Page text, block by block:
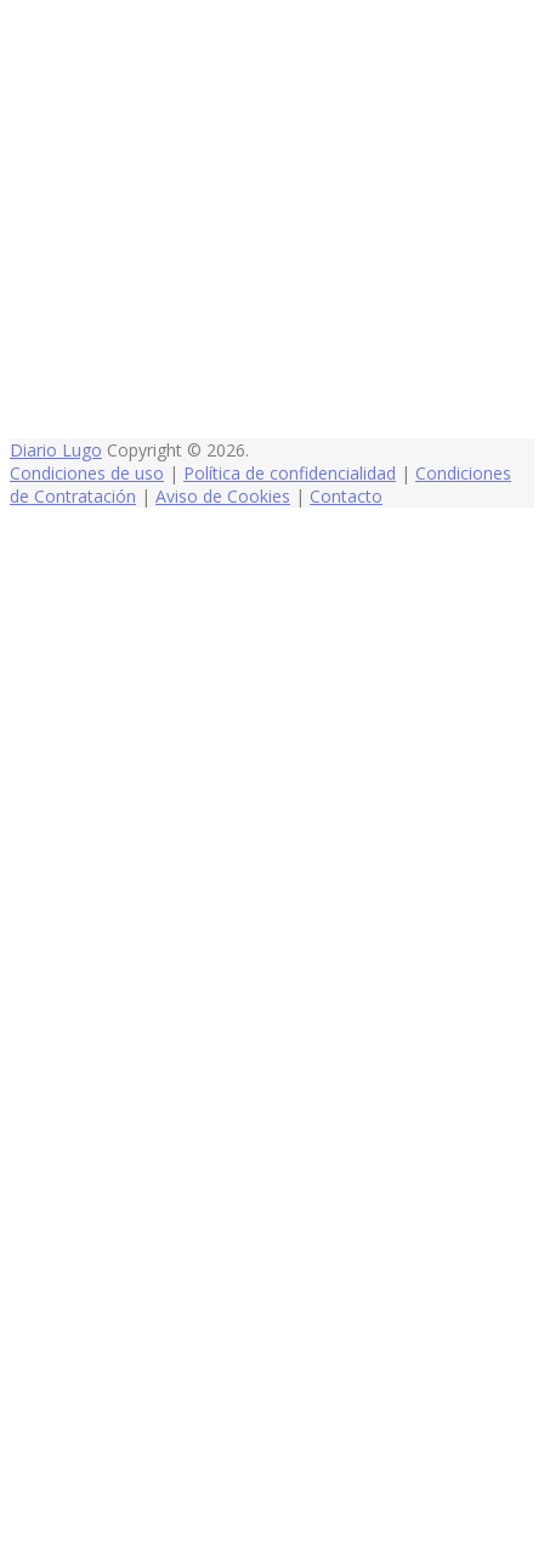
Diario Lugo Copyright © 2026.
Condiciones de uso | Política de confidencialidad | Condiciones
de Contratación | Aviso de Cookies | Contacto